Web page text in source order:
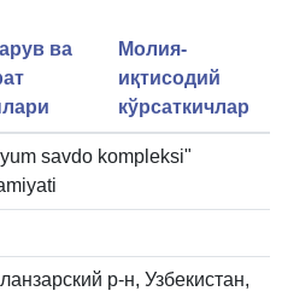
ва
Молия-
иқтисодий
кўрсаткичлар
savdo kompleksi"
р-н, Узбекистан,